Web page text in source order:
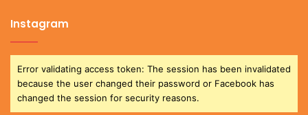
Instagram
Error validating access token: The session has been invalidated
because the user changed their password or Facebook has
changed the session for security reasons.